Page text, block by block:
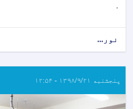
.
نور...
پنجشنبه ۱۳۹۸/۹/۲۱ - ۱۲:۵۴